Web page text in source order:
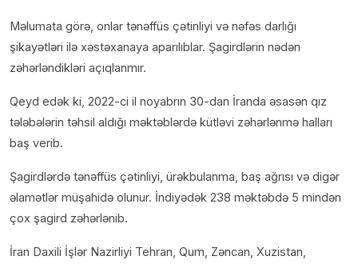
Məlumata görə, onlar tənəffüs çətinliyi və nəfəs darlığı
şikayətləri ilə xəstəxanaya aparılıblar. Şagirdlərin nədən
zəhərləndikləri açıqlanmır.
Qeyd edək ki, 2022-ci il noyabrın 30-dan İranda əsasən qız
tələbələrin təhsil aldığı məktəblərdə kütləvi zəhərlənmə halları
baş verib.
Şagirdlərdə tənəffüs çətinliyi, ürəkbulanma, baş ağrısı və digər
əlamətlər müşahidə olunur. İndiyədək 238 məktəbdə 5 mindən
çox şagird zəhərlənib.
İran Daxili İşlər Nazirliyi Tehran, Qum, Zəncan, Xuzistan,